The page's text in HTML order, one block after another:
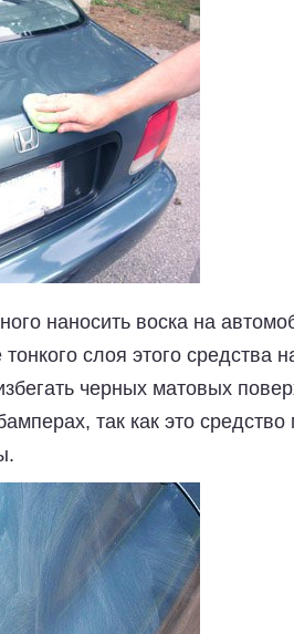
наносить воска на
слоя этого средства
черных матовых
так как это